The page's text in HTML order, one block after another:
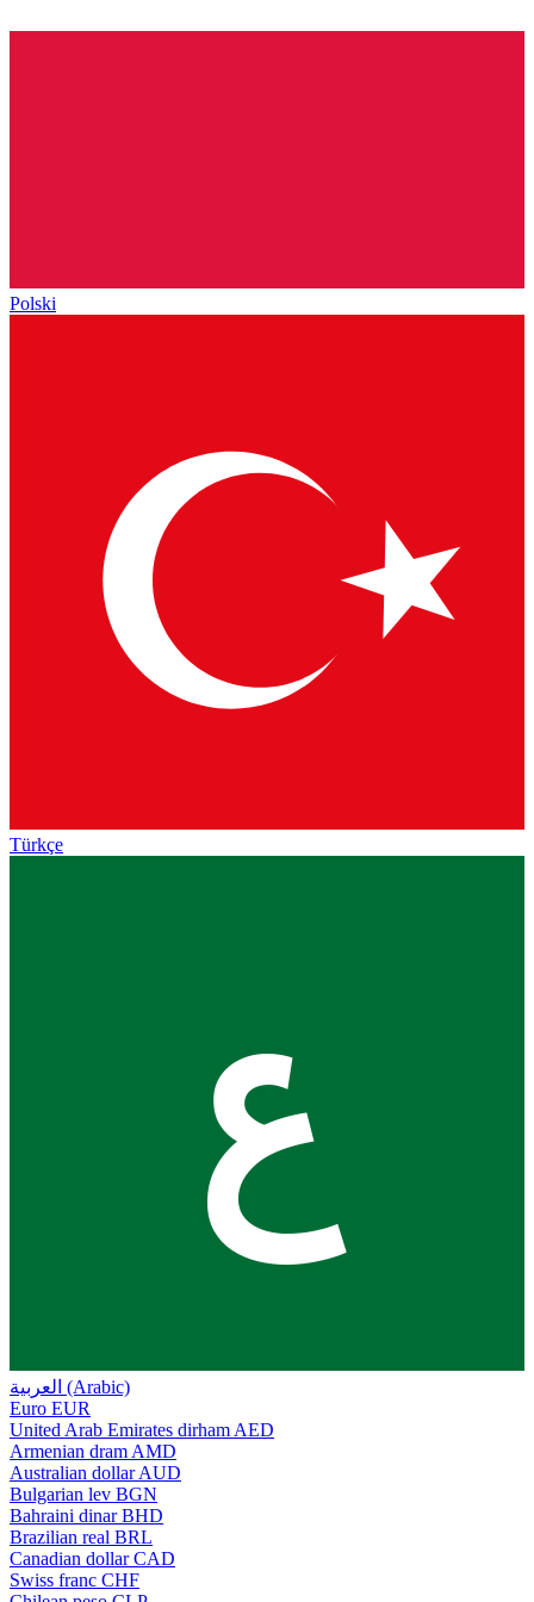
Polski
Türkçe
ع
العربية (Arabic)
Euro EUR
United Arab Emirates dirham AED
Armenian dram AMD
Australian dollar AUD
Bulgarian lev BGN
Bahraini dinar BHD
Brazilian real BRL
Canadian dollar CAD
Swiss franc CHF